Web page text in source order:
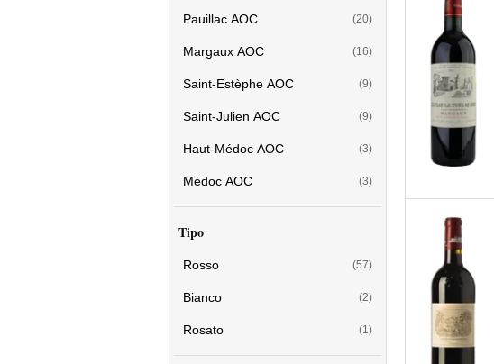
Pauillac AOC (20)
Margaux AOC (16)
Saint-Estèphe AOC (9)
Saint-Julien AOC (9)
Haut-Médoc AOC (3)
Médoc AOC (3)
Tipo
Rosso (57)
Bianco (2)
Rosato (1)